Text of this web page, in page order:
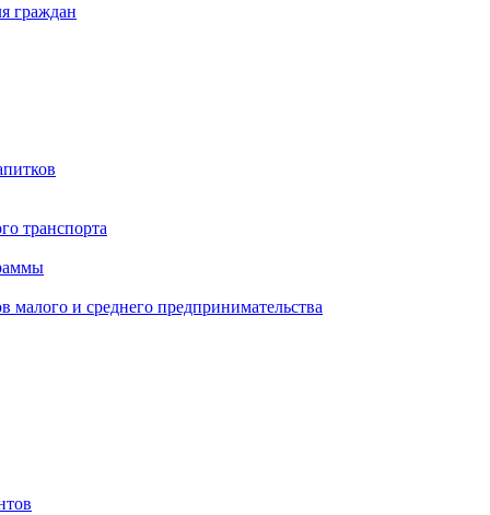
граждан
транспорта
и среднего предпринимательства